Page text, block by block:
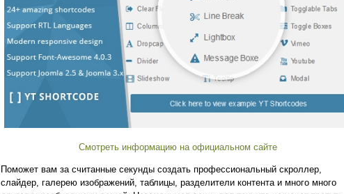
Смотреть информацию на официальном сайте
Поможет вам за считанные секунды создать профессиональный скроллер,
слайдер, галерею изображений, таблицы, разделители контента и много много